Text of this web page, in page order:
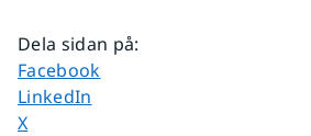
Dela sidan på:
Dela sidan på
Facebook
Dela sidan på
LinkedIn
Dela sidan på
X